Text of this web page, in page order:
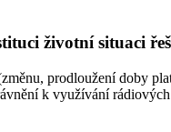
životní situaci
prodloužení doby
k využívání